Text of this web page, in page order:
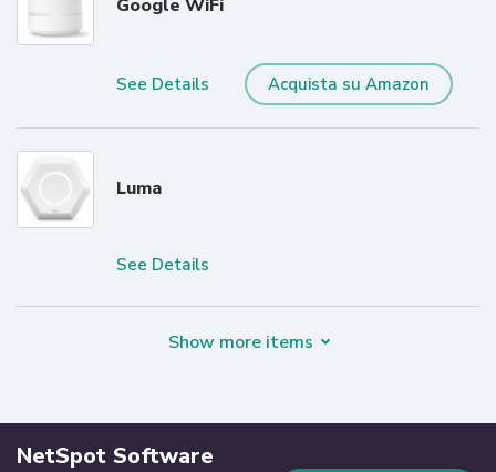
Google WiFi
See Details Acquista su Amazon
Luma
See Details
Show more items
NetSpot Software